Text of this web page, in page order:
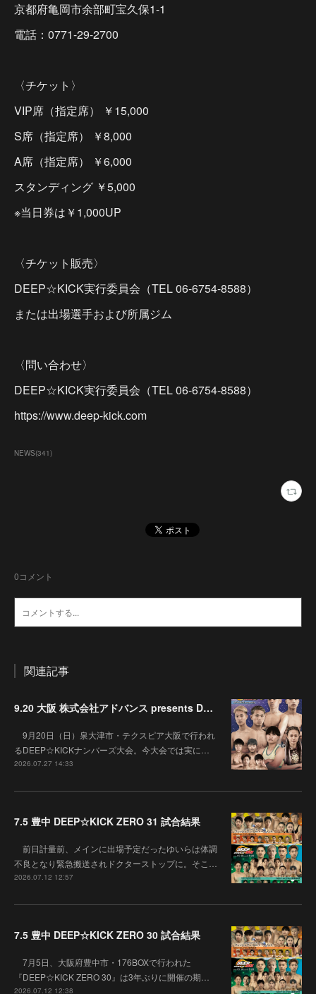
京都府亀岡市余部町宝久保1-1
電話：0771-29-2700
〈チケット〉
VIP席（指定席） ￥15,000
S席（指定席） ￥8,000
A席（指定席） ￥6,000
スタンディング ￥5,000
※当日券は￥1,000UP
〈チケット販売〉
DEEP☆KICK実行委員会（TEL 06-6754-8588）
または出場選手および所属ジム
〈問い合わせ〉
DEEP☆KICK実行委員会（TEL 06-6754-8588）
https://www.deep-kick.com
NEWS(341)
0コメント
関連記事
9.20 大阪 株式会社アドバンス presents DEEP☆KICK 79･80 7月の準決勝を勝ち抜いた6名による-53kg･-65kg･QUEEN-46kgと3つの王座決定戦の開催が決定！
9月20日（日）泉大津市・テクスピア大阪で行われ
るDEEP☆KICKナンバーズ大会。今大会では実に…
2026.07.27 14:33
7.5 豊中 DEEP☆KICK ZERO 31 試合結果
前日計量前、メインに出場予定だったゆいらは体調
不良となり緊急搬送されドクターストップに。そこ…
2026.07.12 12:57
7.5 豊中 DEEP☆KICK ZERO 30 試合結果
7月5日、大阪府豊中市・176BOXで行われた
『DEEP☆KICK ZERO 30』は3年ぶりに開催の期…
2026.07.12 12:38